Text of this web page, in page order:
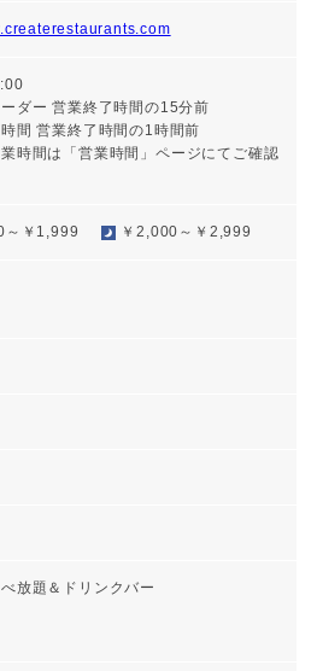
ダー 営業終了時間の15分前
間 営業終了時間の1時間前
時間は「営業時間」ページにてご確認
～￥1,999 ￥2,000～￥2,999
放題＆ドリンクバー